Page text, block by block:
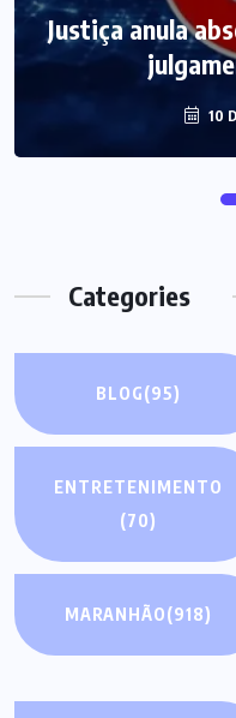
Justiça anula
10
Categories
BLOG(95)
ENTRETENIMENTO
(70)
MARANHÃO(918)